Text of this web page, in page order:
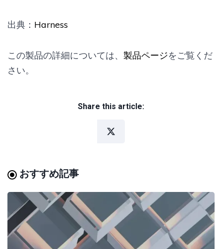
出典： Harness
この製品の詳細については、 製品ページをご覧くだ
さい。
Share this article:
おすすめ記事